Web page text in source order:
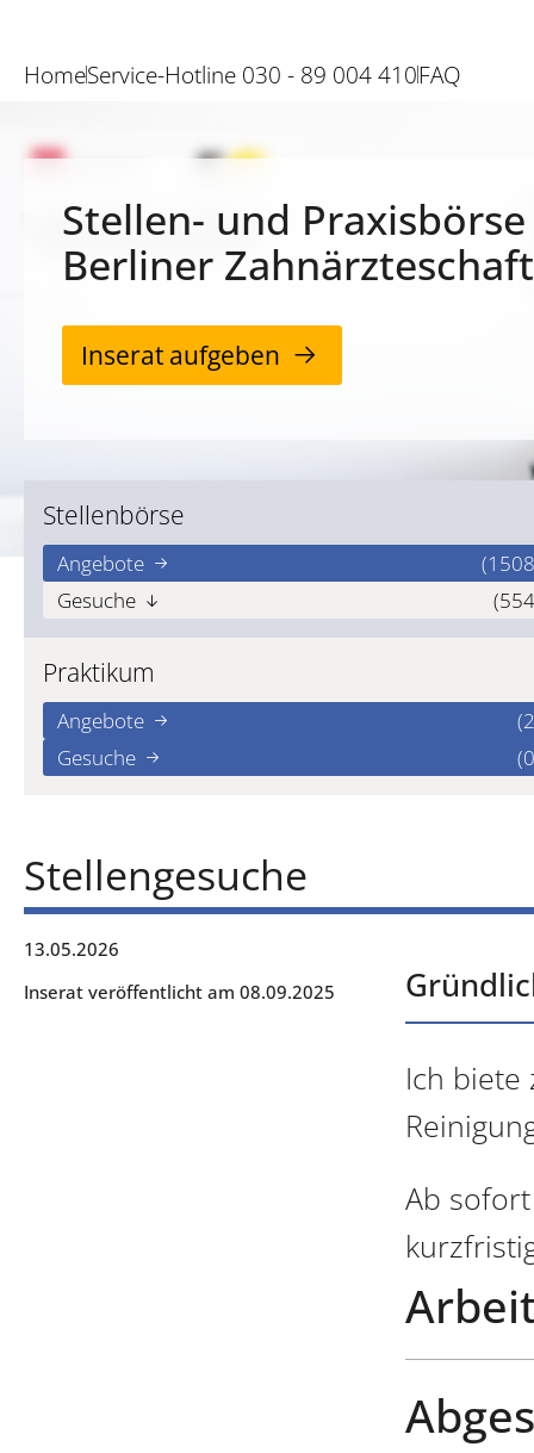
HomeService-Hotline 030 - 89 004 410FAQ
Stellen- und
Berliner Zahnärzteschaft
Inserat aufgeben
Stellenbörse
Angebote
Gesuche
Praktikum
Angebote
Gesuche
Stellengesuche
13.05.2026
Inserat veröffentlicht am 08.09.2025
Ich biete
Ab